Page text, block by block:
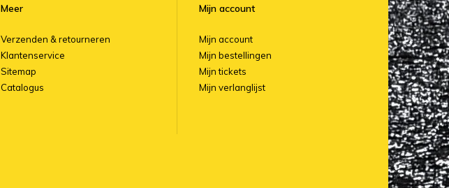
Meer
Verzenden & retourneren
Klantenservice
Sitemap
Catalogus
Mijn account
Mijn account
Mijn bestellingen
Mijn tickets
Mijn verlanglijst